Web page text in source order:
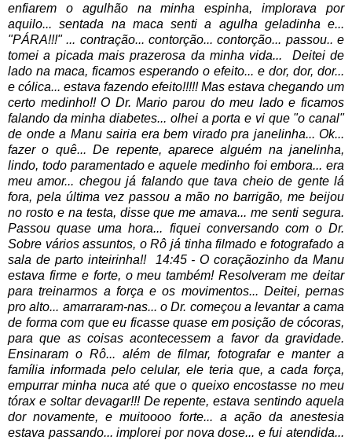
enfiarem o agulhão na minha espinha, implorava por
aquilo... sentada na maca senti a agulha geladinha e...
"PÁRA!!!" ... contração... contorção... contorção... passou.. e
tomei a picada mais prazerosa da minha vida... Deitei de
lado na maca, ficamos esperando o efeito... e dor, dor, dor...
e cólica... estava fazendo efeito!!!!! Mas estava chegando um
certo medinho!!O Dr. Mario parou do meu lado e ficamos
falando da minha diabetes... olhei a porta e vi que "o canal"
de onde a Manu sairia era bem virado pra janelinha... Ok...
fazer o quê...De repente, aparece alguém na janelinha,
lindo, todo paramentado e aquele medinho foi embora... era
meu amor... chegou já falando que tava cheio de gente lá
fora, pela última vez passou a mão no barrigão, me beijou
no rosto e na testa, disse que me amava... me senti segura.
Passou quase uma hora... fiquei conversando com o Dr.
Sobre vários assuntos, o Rô já tinha filmado e fotografado a
sala de parto inteirinha!! 14:45 - O coraçãozinho da Manu
estava firme e forte, o meu também! Resolveram me deitar
para treinarmos a força e os movimentos... Deitei, pernas
pro alto... amarraram-nas... o Dr. começou a levantar a cama
de forma com que eu ficasse quase em posição de cócoras,
para que as coisas acontecessem a favor da gravidade.
Ensinaram o Rô... além de filmar, fotografar e manter a
família informada pelo celular, ele teria que, a cada força,
empurrar minha nuca até que o queixo encostasse no meu
tórax e soltar devagar!!! De repente, estava sentindo aquela
dor novamente, e muitoooo forte... a ação da anestesia
estava passando... implorei por nova dose... e fui atendida...